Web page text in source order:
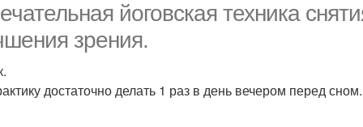
йоговская техника
зрения.
достаточно делать 1 раз в день вечером перед сном.